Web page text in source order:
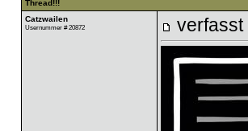
Thread!!!
Catzwailen
Usernummer # 20872 verfasst